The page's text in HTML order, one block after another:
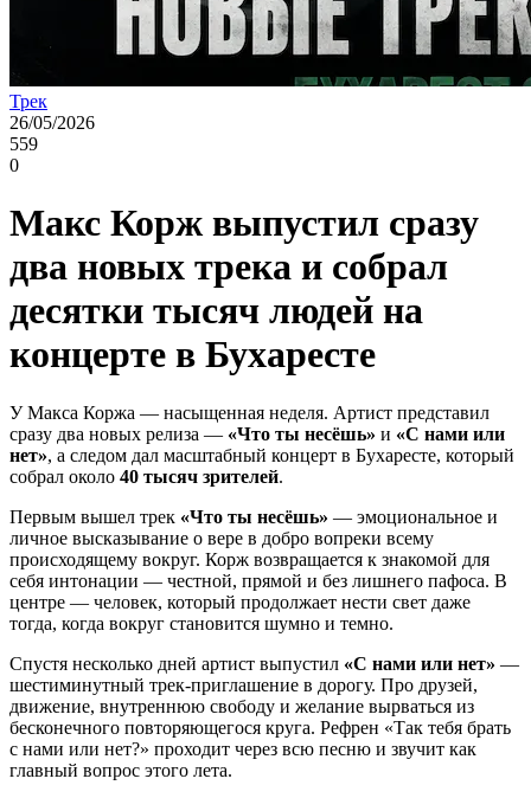
Трек
26/05/2026
559
0
Макс Корж выпустил сразу
два новых трека и собрал
десятки тысяч людей на
концерте в Бухаресте
У Макса Коржа — насыщенная неделя. Артист представил
сразу два новых релиза — «Что ты несёшь» и «С нами или
нет», а следом дал масштабный концерт в Бухаресте, который
собрал около 40 тысяч зрителей.
Первым вышел трек «Что ты несёшь» — эмоциональное и
личное высказывание о вере в добро вопреки всему
происходящему вокруг. Корж возвращается к знакомой для
себя интонации — честной, прямой и без лишнего пафоса. В
центре — человек, который продолжает нести свет даже
тогда, когда вокруг становится шумно и темно.
Спустя несколько дней артист выпустил «С нами или нет» —
шестиминутный трек-приглашение в дорогу. Про друзей,
движение, внутреннюю свободу и желание вырваться из
бесконечного повторяющегося круга. Рефрен «Так тебя брать
с нами или нет?» проходит через всю песню и звучит как
главный вопрос этого лета.